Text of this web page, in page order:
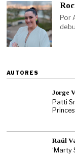
Por
AUTORES
Jorge
Patti
Raúl
‘Marty